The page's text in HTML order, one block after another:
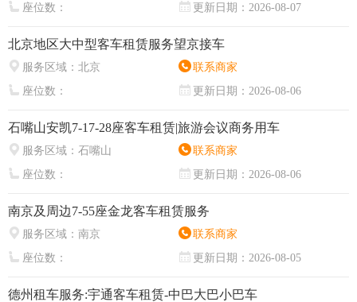
座位数：
更新日期： 2026-08-07
北京地区大中型客车租赁服务望京接车
服务区域： 北京
联系商家
座位数：
更新日期： 2026-08-06
石嘴山安凯7-17-28座客车租赁|旅游会议商务用车
服务区域： 石嘴山
联系商家
座位数：
更新日期： 2026-08-06
南京及周边7-55座金龙客车租赁服务
服务区域： 南京
联系商家
座位数：
更新日期： 2026-08-05
德州租车服务:宇通客车租赁-中巴大巴小巴车